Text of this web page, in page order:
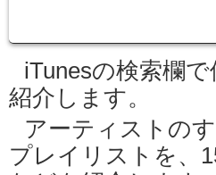
iTunesの検索欄
紹介します。
アーティストの
プレイリストを、